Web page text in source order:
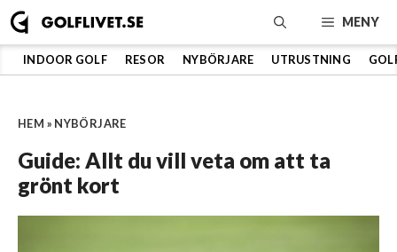
Hoppa
till
innehåll
MENY
INDOOR GOLF RESOR NYBÖRJARE UTRUSTNING
HEM » NYBÖRJARE
Guide: Allt du vill veta om att ta
grönt kort